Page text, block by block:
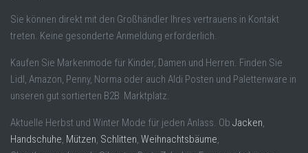
Sie können direkt mit den Großhändler Ihres vertrauens in Kontakt
treten. Keine gesonderte Anmeldung erforderlich.
Kaufen Sie Markenmode für Kinder, Damen und Herren. Finden Sie
Lidl, Amazon, Penny, Norma oder auch Aldi Posten und Palettenware in
unseren gut sortierten B2B Marktplatz.
Aktuelle Herbst und Winter Mode für jeden Anlass. Ob Jacken,
Handschuhe, Mützen, Schlitten, Weihnachtsbäume,